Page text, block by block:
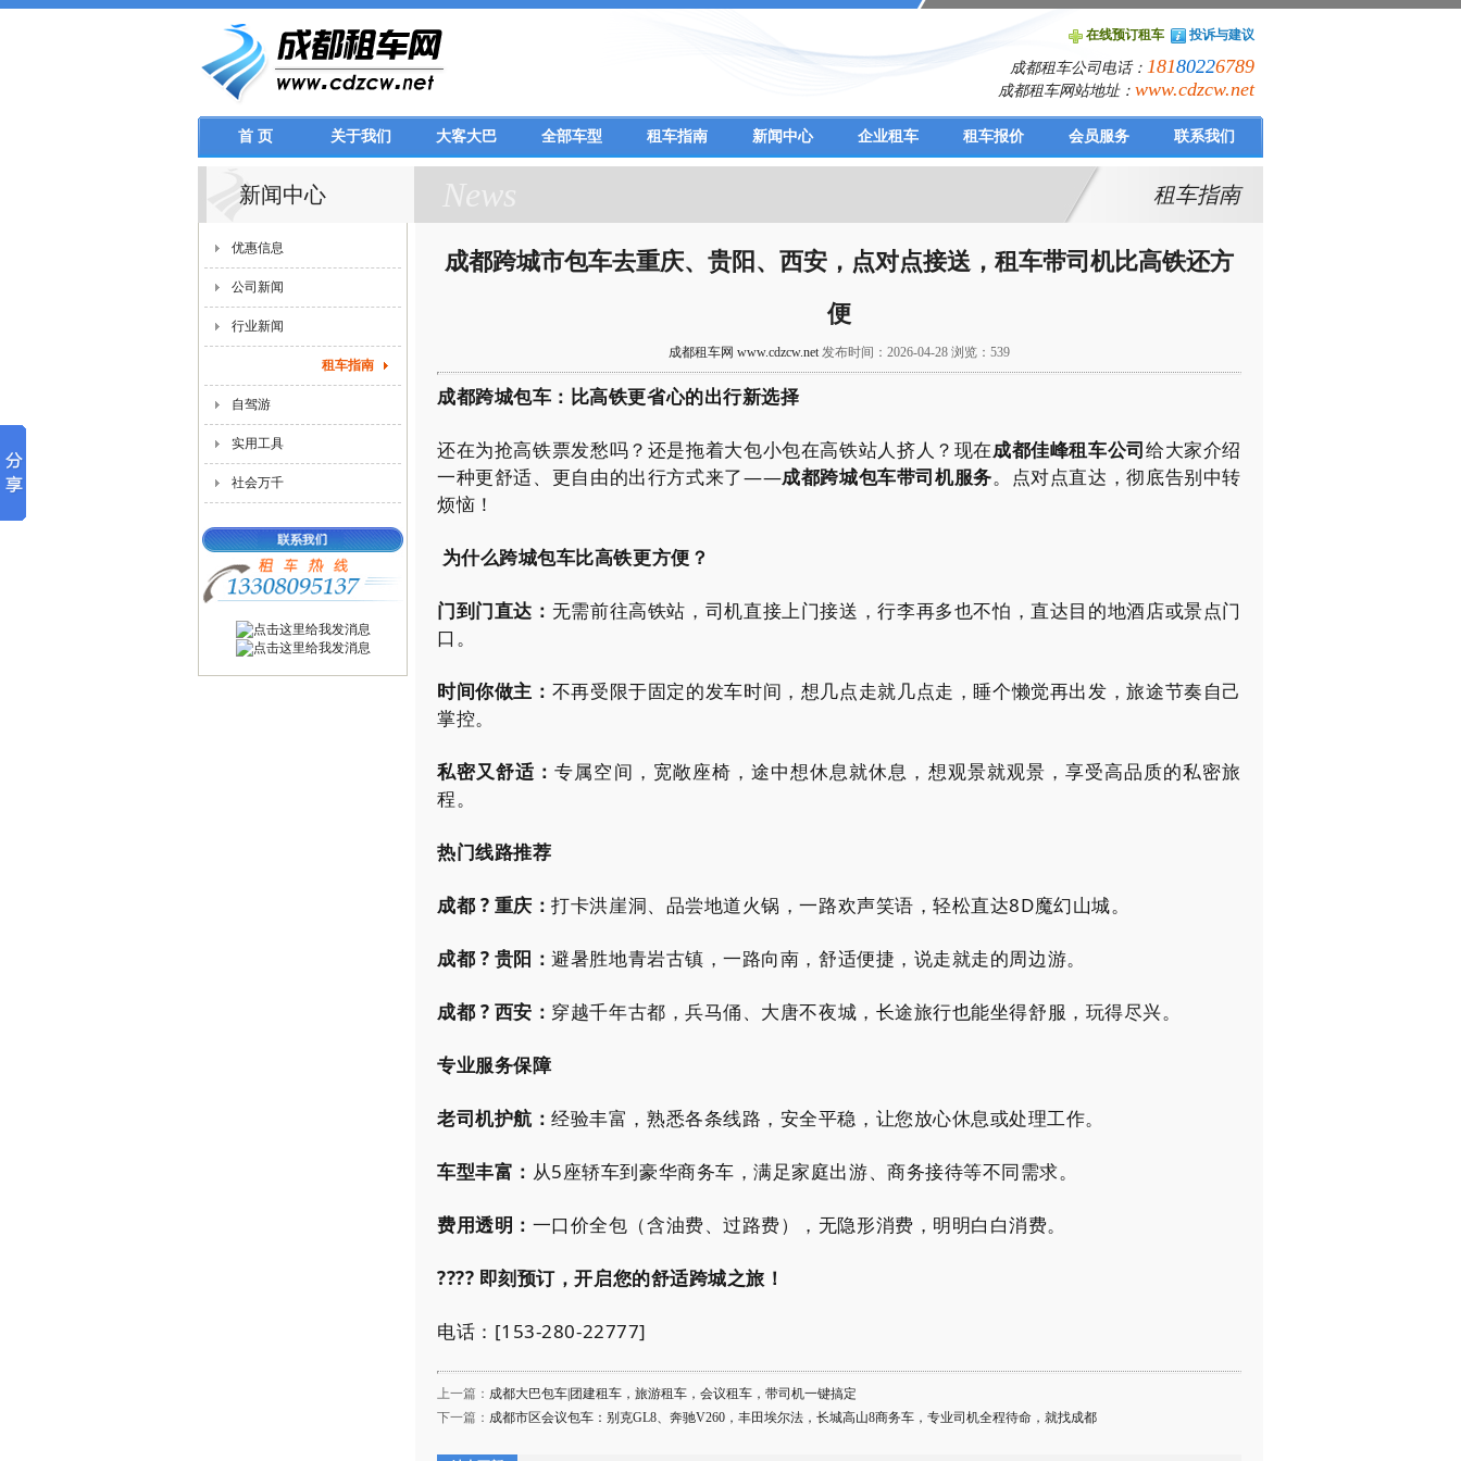
在线预订租车 投诉与建议
成都租车公司电话： 18180226789
成都租车网站地址： www.cdzcw.net
首 页 关于我们 大客大巴 全部车型 租车指南 新闻中心 企业租车 租车报价 会员服务 联系我们
新闻中心
优惠信息
公司新闻
行业新闻
租车指南
自驾游
实用工具
社会万千
租车指南
成都跨城市包车去重庆、贵阳、西安，点对点接送，租车带司机比高铁还方
便
成都租车网 www.cdzcw.net发布时间：2026-04-28 浏览：539
成都跨城包车：比高铁更省心的出行新选择
还在为抢高铁票发愁吗？还是拖着大包小包在高铁站人挤人？现在成都佳峰租车公司给大家介绍
一种更舒适、更自由的出行方式来了——成都跨城包车带司机服务。点对点直达，彻底告别中转
烦恼！
为什么跨城包车比高铁更方便？
门到门直达： 无需前往高铁站，司机直接上门接送，行李再多也不怕，直达目的地酒店或景点门
口。
时间你做主： 不再受限于固定的发车时间，想几点走就几点走，睡个懒觉再出发，旅途节奏自己
掌控。
私密又舒适：专属空间，宽敞座椅，途中想休息就休息，想观景就观景，享受高品质的私密旅
程。
热门线路推荐
成都 ? 重庆：打卡洪崖洞、品尝地道火锅，一路欢声笑语，轻松直达8D魔幻山城。
成都 ? 贵阳：避暑胜地青岩古镇，一路向南，舒适便捷，说走就走的周边游。
成都 ? 西安： 穿越千年古都，兵马俑、大唐不夜城，长途旅行也能坐得舒服，玩得尽兴。
专业服务保障
老司机护航：经验丰富，熟悉各条线路，安全平稳，让您放心休息或处理工作。
车型丰富： 从5座轿车到豪华商务车，满足家庭出游、商务接待等不同需求。
费用透明： 一口价全包（含油费、过路费），无隐形消费，明明白白消费。
???? 即刻预订，开启您的舒适跨城之旅！
电话：[153-280-22777]
上一篇： 成都大巴包车|团建租车，旅游租车，会议租车，带司机一键搞定
下一篇： 成都市区会议包车：别克GL8、奔驰V260，丰田埃尔法，长城高山8商务车，专业司机全程待命，就找成都